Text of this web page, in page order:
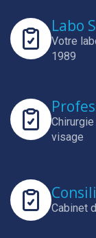
Labo
Votre
1989
visage
Cabinet